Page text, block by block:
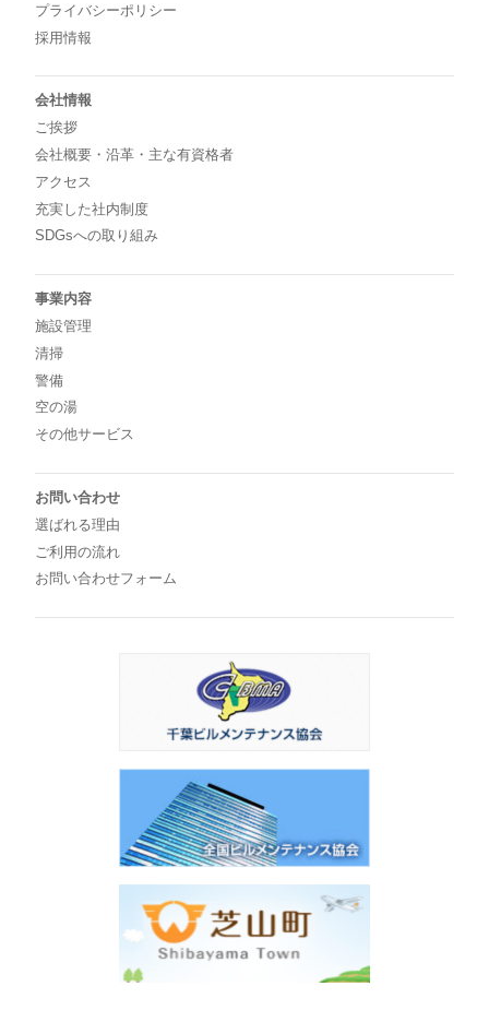
プライバシーポリシー
採用情報
会社情報
ご挨拶
会社概要・沿革・主な有資格者
アクセス
充実した社内制度
SDGsへの取り組み
事業内容
施設管理
清掃
警備
空の湯
その他サービス
お問い合わせ
選ばれる理由
ご利用の流れ
お問い合わせフォーム